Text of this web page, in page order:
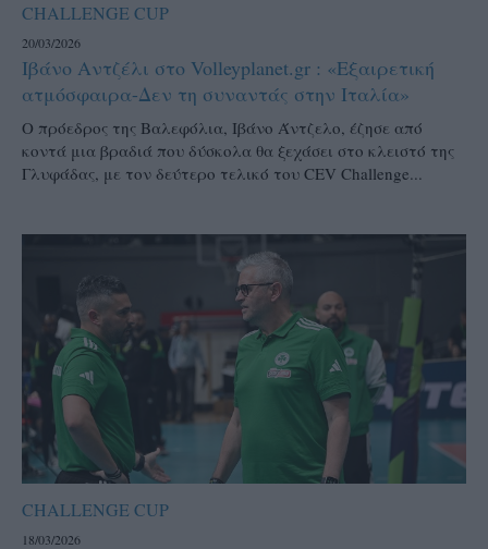
CHALLENGE CUP
20/03/2026
Ιβάνο Αντζέλι στο Volleyplanet.gr : «Εξαιρετική
ατμόσφαιρα-Δεν τη συναντάς στην Ιταλία»
Ο πρόεδρος της Βαλεφόλια, Ιβάνο Άντζελο, έζησε από
κοντά μια βραδιά που δύσκολα θα ξεχάσει στο κλειστό της
Γλυφάδας, με τον δεύτερο τελικό του CEV Challenge...
CHALLENGE CUP
18/03/2026